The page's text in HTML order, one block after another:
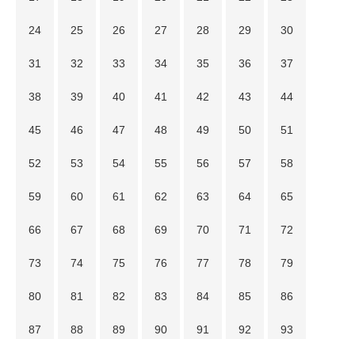
24 25 26 27 28 29 30
31 32 33 34 35 36 37
38 39 40 41 42 43 44
45 46 47 48 49 50 51
52 53 54 55 56 57 58
59 60 61 62 63 64 65
66 67 68 69 70 71 72
73 74 75 76 77 78 79
80 81 82 83 84 85 86
87 88 89 90 91 92 93